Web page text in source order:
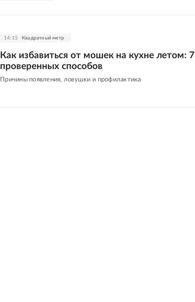
14:15 Квадратный метр
Как избавиться от мошек на кухне летом: 7
проверенных способов
Причины появления, ловушки и профилактика